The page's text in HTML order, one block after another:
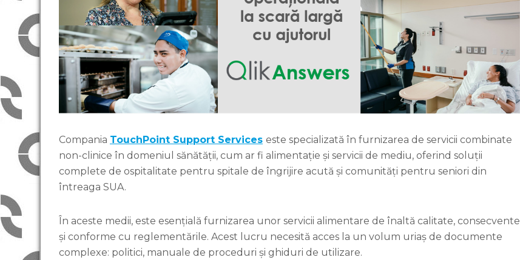
Compania TouchPoint Support Services este specializată în furnizarea de servicii combinate
non-clinice în domeniul sănătății, cum ar fi alimentație și servicii de mediu, oferind soluții
complete de ospitalitate pentru spitale de îngrijire acută și comunități pentru seniori din
întreaga SUA.
În aceste medii, este esențială furnizarea unor servicii alimentare de înaltă calitate, consecvente
și conforme cu reglementările. Acest lucru necesită acces la un volum uriaș de documente
complexe: politici, manuale de proceduri și ghiduri de utilizare.